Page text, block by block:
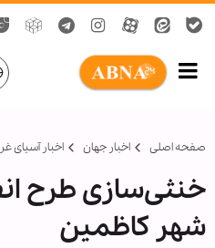
صفحه اصلی اخبار جهان اخبار آسیای
خنثی‌سازی طرح
شهر کاظمین